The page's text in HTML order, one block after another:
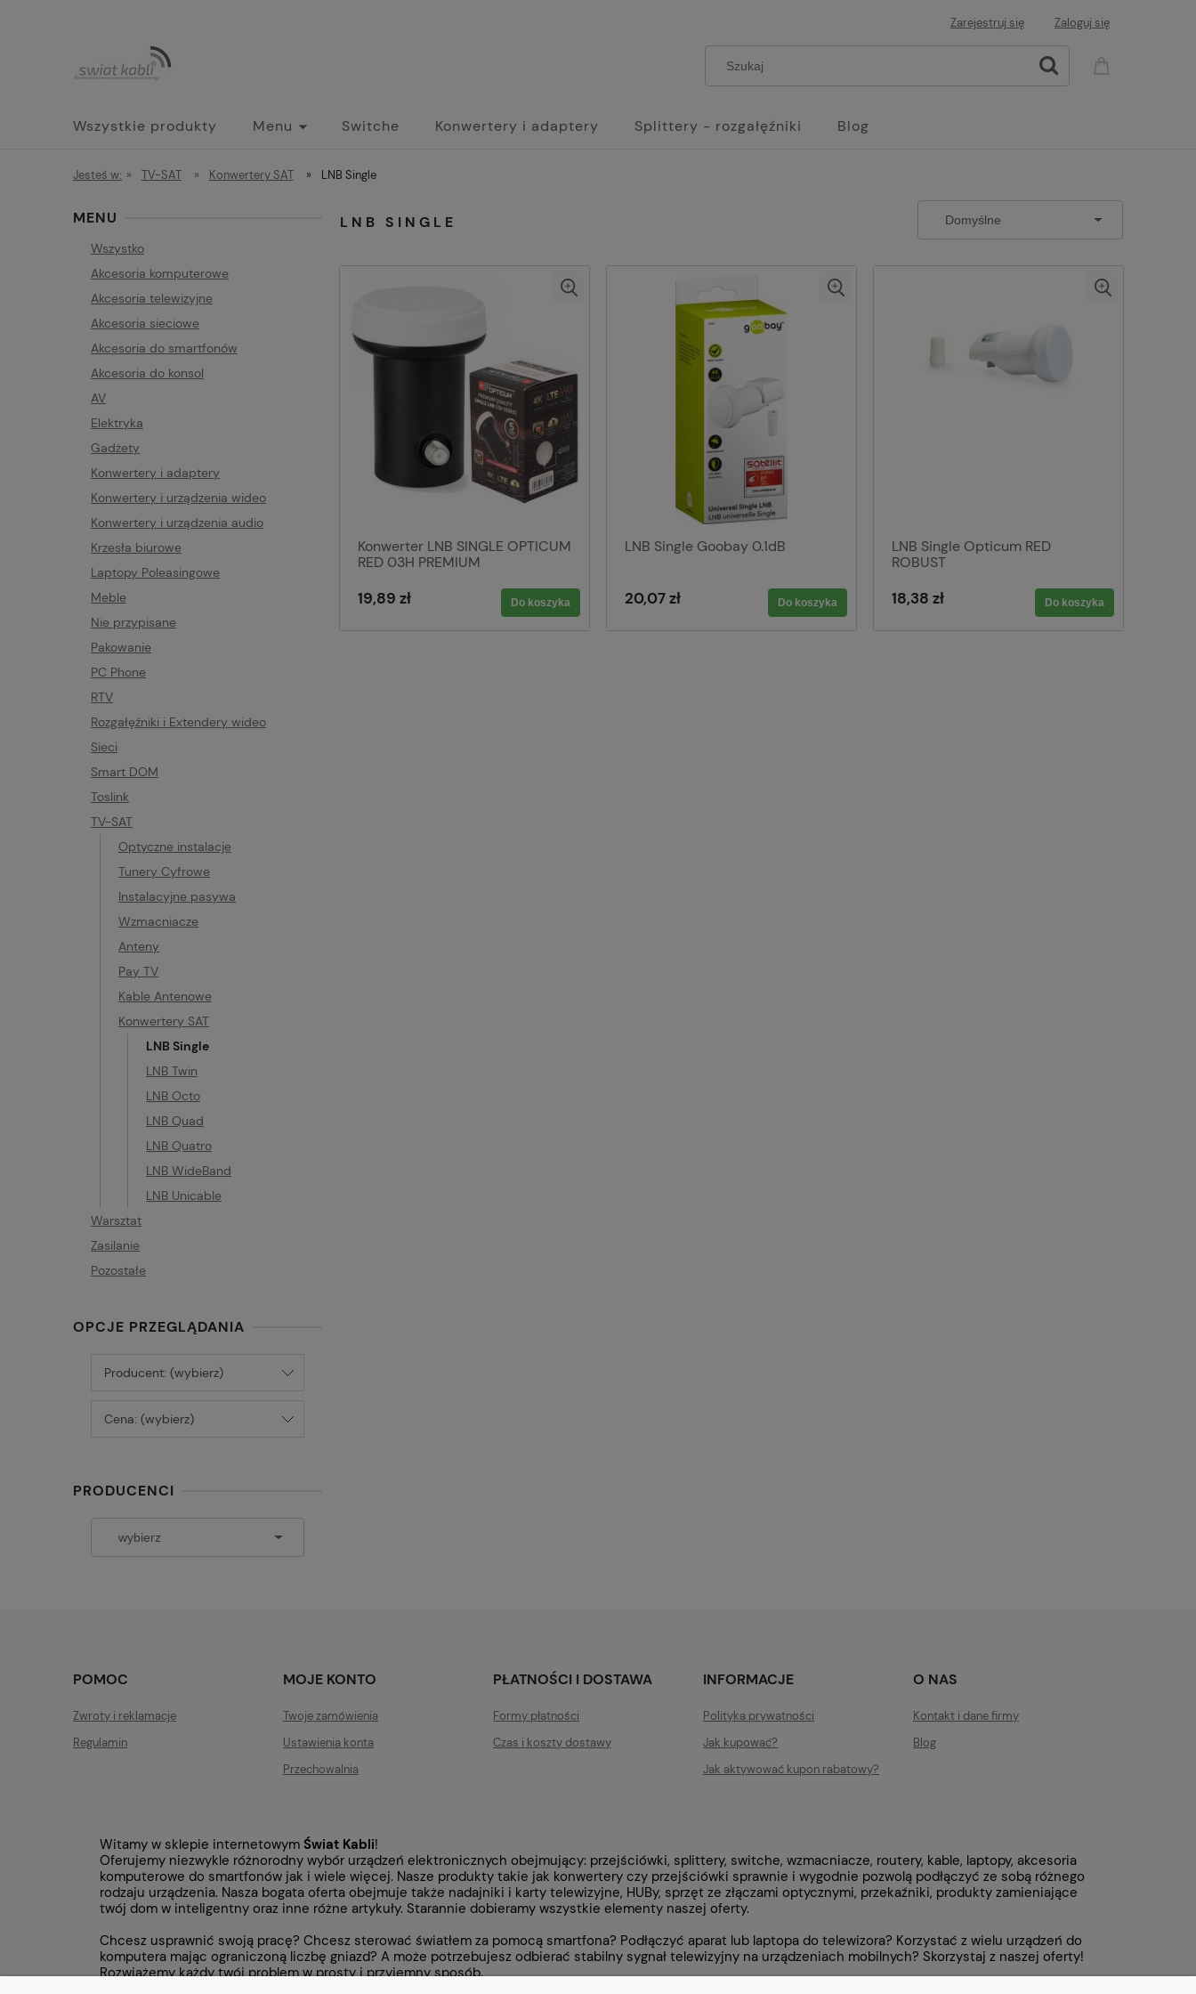
Zarejestruj się Zaloguj się
Wszystkie produkty Menu Switche Konwertery i adaptery Splittery - rozgałęźniki Blog
Jesteś w: » TV-SAT » Konwertery SAT » LNB Single
MENU
Wszystko
Akcesoria komputerowe
Akcesoria telewizyjne
Akcesoria sieciowe
Akcesoria do smartfonów
Akcesoria do konsol
AV
Elektryka
Gadżety
Konwertery i adaptery
Konwertery i urządzenia wideo
Konwertery i urządzenia audio
Krzesła biurowe
Laptopy Poleasingowe
Meble
Nie przypisane
Pakowanie
PC Phone
RTV
Rozgałęźniki i Extendery wideo
Sieci
Smart DOM
Toslink
TV-SAT
Optyczne instalacje
Tunery Cyfrowe
Instalacyjne pasywa
Wzmacniacze
Anteny
Pay TV
Kable Antenowe
Konwertery SAT
LNB Single
LNB Twin
LNB Octo
LNB Quad
LNB Quatro
LNB WideBand
LNB Unicable
Warsztat
Zasilanie
Pozostałe
OPCJE PRZEGLĄDANIA
Producent: (wybierz)
Cena: (wybierz)
PRODUCENCI
LNB SINGLE
Konwerter LNB SINGLE OPTICUM
RED 03H PREMIUM
19,89 zł Do koszyka
LNB Single Goobay 0.1dB
20,07 zł Do koszyka
LNB Single Opticum RED
ROBUST
18,38 zł Do koszyka
POMOC
Zwroty i reklamacje
Regulamin
MOJE KONTO
Twoje zamówienia
Ustawienia konta
Przechowalnia
PŁATNOŚCI I DOSTAWA
Formy płatności
Czas i koszty dostawy
INFORMACJE
Polityka prywatności
Jak kupować?
Jak aktywować kupon rabatowy?
O NAS
Kontakt i dane firmy
Blog
Witamy w sklepie internetowym Świat Kabli!
Oferujemy niezwykle różnorodny wybór urządzeń elektronicznych obejmujący: przejściówki, splittery, switche, wzmacniacze, routery, kable, laptopy, akcesoria
komputerowe do smartfonów jak i wiele więcej. Nasze produkty takie jak konwertery czy przejściówki sprawnie i wygodnie pozwolą podłączyć ze sobą różnego
rodzaju urządzenia. Nasza bogata oferta obejmuje także nadajniki i karty telewizyjne, HUBy, sprzęt ze złączami optycznymi, przekaźniki, produkty zamieniające
twój dom w inteligentny oraz inne różne artykuły. Starannie dobieramy wszystkie elementy naszej oferty.
Chcesz usprawnić swoją pracę? Chcesz sterować światłem za pomocą smartfona? Podłączyć aparat lub laptopa do telewizora? Korzystać z wielu urządzeń do
komputera mając ograniczoną liczbę gniazd? A może potrzebujesz odbierać stabilny sygnał telewizyjny na urządzeniach mobilnych? Skorzystaj z naszej oferty!
Rozwiążemy każdy twój problem w prosty i przyjemny sposób.